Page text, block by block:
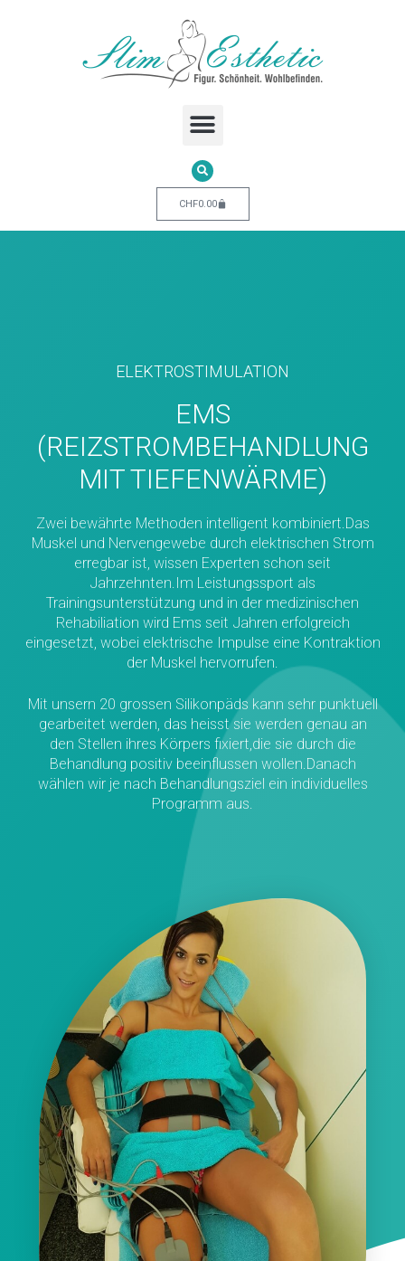
CHF0.00
ELEKTROSTIMULATION
EMS
(REIZSTROMBEHANDLUNG
MIT TIEFENWÄRME)
Zwei bewährte Methoden intelligent kombiniert.Das
Muskel und Nervengewebe durch elektrischen Strom
erregbar ist, wissen Experten schon seit
Jahrzehnten.Im Leistungssport als
Trainingsunterstützung und in der medizinischen
Rehabiliation wird Ems seit Jahren erfolgreich
eingesetzt, wobei elektrische Impulse eine Kontraktion
der Muskel hervorrufen.
Mit unsern 20 grossen Silikonpäds kann sehr punktuell
gearbeitet werden, das heisst sie werden genau an
den Stellen ihres Körpers fixiert,die sie durch die
Behandlung positiv beeinflussen wollen.Danach
wählen wir je nach Behandlungsziel ein individuelles
Programm aus.